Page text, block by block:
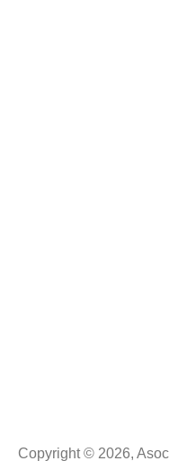
Copyright © 2026,